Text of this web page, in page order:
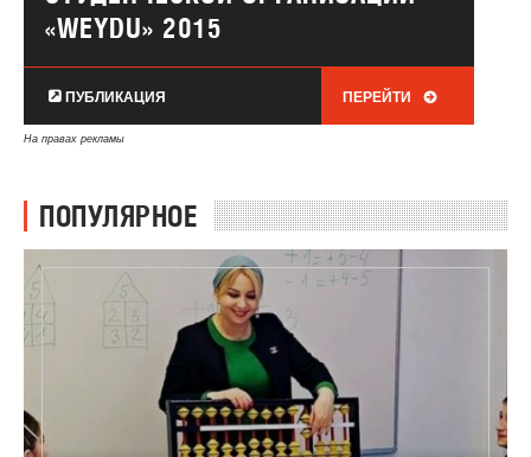
«WEYDU» 2015
ПУБЛИКАЦИЯ ПЕРЕЙТИ
На правах рекламы
ПОПУЛЯРНОЕ